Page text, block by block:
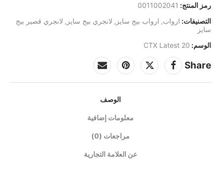
رمز المنتج: 0011002041
التصنيفات: ارواب, ارواب بيج سايز , لانجري بيج سايز , لانجري قصير بيج
سايز
الوسم: CTX Latest 20
Share
الوصف
معلومات إضافية
مراجعات (0)
عن العلامة التجارية